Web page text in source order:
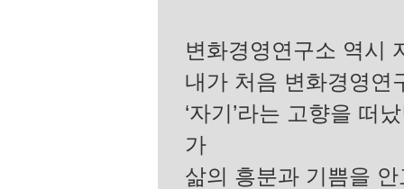
변화경영연구소 역시
내가 처음 변화경영연
‘자기’라는 고향을 떠
가
삶의 흥분과 기쁨을